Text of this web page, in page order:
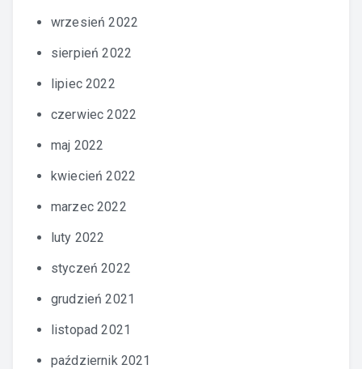
wrzesień 2022
sierpień 2022
lipiec 2022
czerwiec 2022
maj 2022
kwiecień 2022
marzec 2022
luty 2022
styczeń 2022
grudzień 2021
listopad 2021
październik 2021